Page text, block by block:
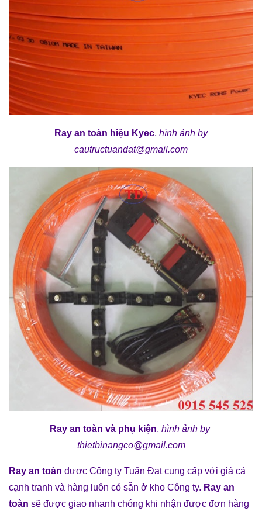
Ray an toàn hiệu Kyec, hình ảnh by
cautructuandat@gmail.com
Ray an toàn và phụ kiện, hình ảnh by
thietbinangco@gmail.com
Ray an toàn được Công ty Tuấn Đạt cung cấp với giá cả
cạnh tranh và hàng luôn có sẵn ở kho Công ty. Ray an
toàn sẽ được giao nhanh chóng khi nhận được đơn hàng